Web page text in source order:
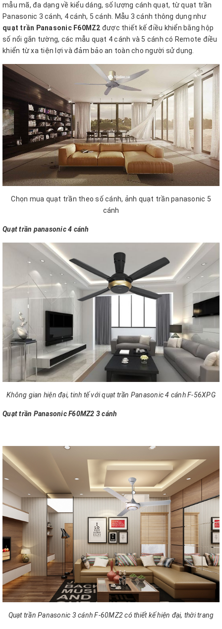
mẫu mã, đa dạng về kiểu dáng, số lượng cánh quạt, từ quạt trần
Panasonic 3 cánh, 4 cánh, 5 cánh. Mẫu 3 cánh thông dụng như
quạt trần Panasonic F60MZ2 được thiết kế điều khiển bằng hộp
số nổi gắn tường, các mẫu quạt 4 cánh và 5 cánh có Remote điều
khiển từ xa tiện lợi và đảm bảo an toàn cho người sử dụng.
Chọn mua quạt trần theo số cánh, ảnh quạt trần panasonic 5
cánh
Quạt trần panasonic 4 cánh
Không gian hiện đại, tinh tế với quạt trần Panasonic 4 cánh F-56XPG
Quạt trần Panasonic F60MZ2 3 cánh
Quạt trần Panasonic 3 cánh F-60MZ2 có thiết kế hiện đại, thời trang